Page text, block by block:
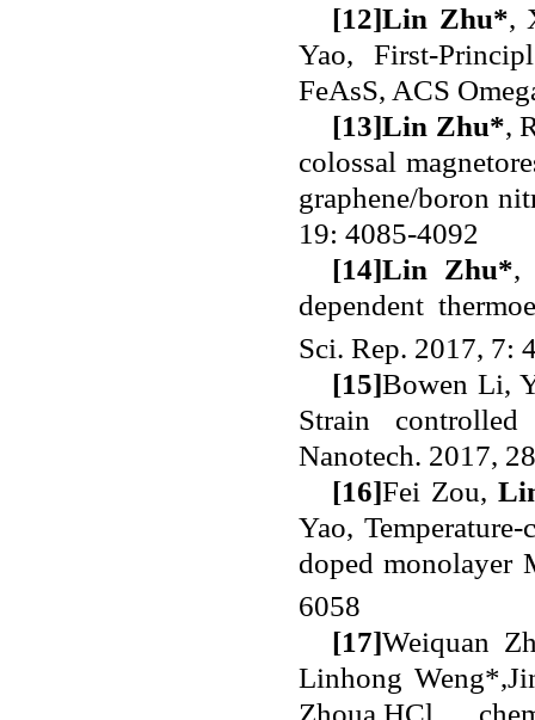
[12]Lin Zhu*,
Yao, First-
FeAsS, ACS
[13]Lin Zhu*,
colossal
graphene/boron
19: 4085-4092
[14]Lin Zhu*,
dependent
Sci. Rep. 2017, 7:
[15]Bowen Li,
Strain
Nanotech. 2017,
[16]Fei Zou,
Yao,
doped monolayer
6058
[17]Weiquan
Linhong
Zhoua,HCl